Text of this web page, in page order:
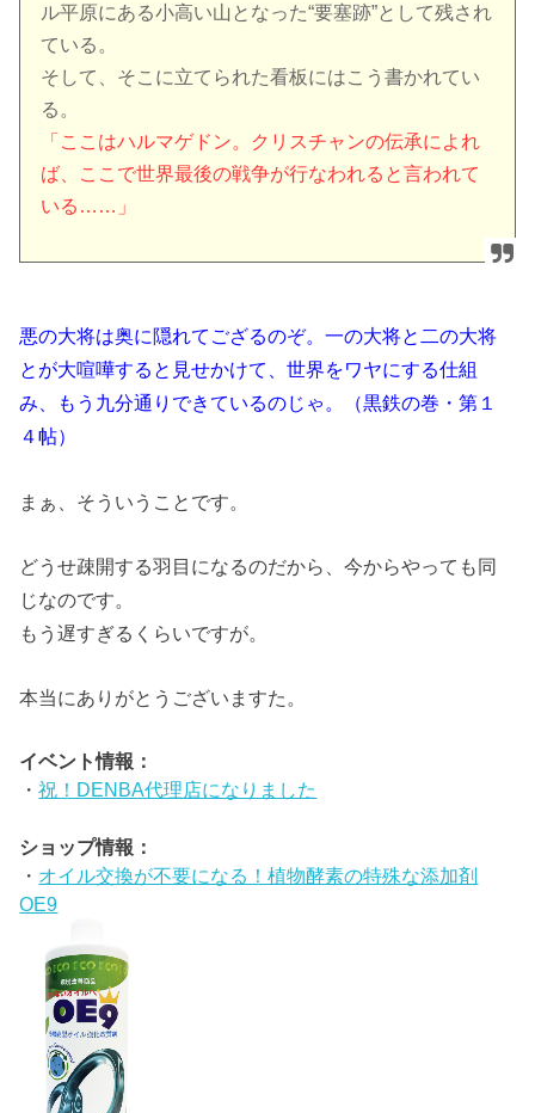
ル平原にある小高い山となった“要塞跡”として残され
ている。
そして、そこに立てられた看板にはこう書かれてい
る。
「ここはハルマゲドン。クリスチャンの伝承によれ
ば、ここで世界最後の戦争が行なわれると言われて
いる……」
悪の大将は奥に隠れてござるのぞ。一の大将と二の大将
とが大喧嘩すると見せかけて、世界をワヤにする仕組
み、もう九分通りできているのじゃ。（黒鉄の巻・第１
４帖）
まぁ、そういうことです。
どうせ疎開する羽目になるのだから、今からやっても同
じなのです。
もう遅すぎるくらいですが。
本当にありがとうございますた。
イベント情報：
・祝！DENBA代理店になりました
ショップ情報：
・ オイル交換が不要になる！植物酵素の特殊な添加剤
OE9